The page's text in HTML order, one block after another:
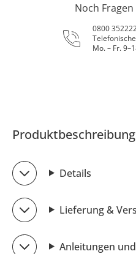
Noch
0800
Mo. – Fr.
Produktbeschreibung
Details
Lieferung &
Anleitungen